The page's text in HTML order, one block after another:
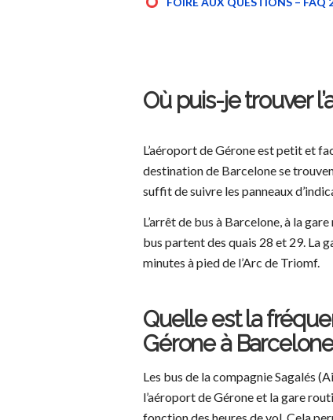
Où puis-je trouver
L’aéroport de Gérone est petit et
destination de Barcelone se
suffit de suivre les panneaux
L’arrêt de bus à Barcelone, à la
bus partent des quais 28 et 29. La
minutes à pied de l’Arc de Triomf.
Quelle est la
Gérone à
Les bus de la compagnie Sagalés
l’aéroport de Gérone et la gare